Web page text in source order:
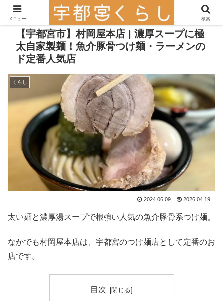
【宇都宮市】村岡屋本店 | 濃厚スープに極
太自家製麺！魚介豚骨つけ麺・ラーメンの
ド定番人気店
くらし
2024.06.09 2026.04.19
太い麺と濃厚湯スープで根強い人気の魚介豚骨系つけ麺。
なかでも村岡屋本店は、宇都宮のつけ麺店として定番のお
店です。
目次
メニュー 検索